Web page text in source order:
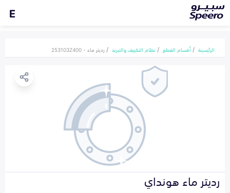
E
الرئيسية أقسام القطع نظام التكييف والتبريد رديتر ماء - 253103Z400
رديتر ماء هونداي